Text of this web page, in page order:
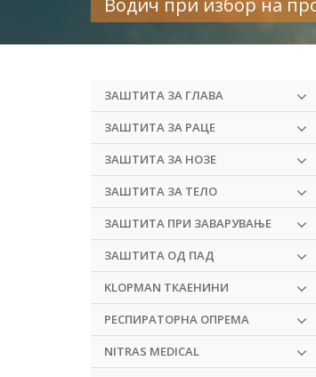
Водич при избор на
ЗАШТИТА ЗА ГЛАВА
ЗАШТИТА ЗА РАЦЕ
ЗАШТИТА ЗА НОЗЕ
ЗАШТИТА ЗА ТЕЛО
ЗАШТИТА ПРИ ЗАВАРУВАЊЕ
ЗАШТИТА ОД ПАД
KLOPMAN ТКАЕНИНИ
РЕСПИРАТОРНА ОПРЕМА
NITRAS MEDICAL